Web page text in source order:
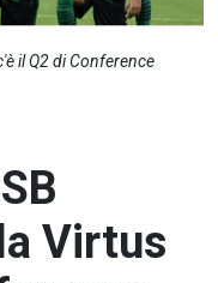
il Q2 di Conference
Virtus